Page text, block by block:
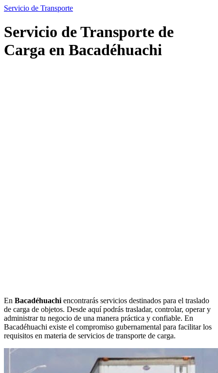
Servicio de Transporte
Servicio de Transporte de
Carga en Bacadéhuachi
En Bacadéhuachi encontrarás servicios destinados para el traslado
de carga de objetos. Desde aquí podrás trasladar, controlar, operar y
administrar tu negocio de una manera práctica y confiable. En
Bacadéhuachi existe el compromiso gubernamental para facilitar los
requisitos en materia de servicios de transporte de carga.